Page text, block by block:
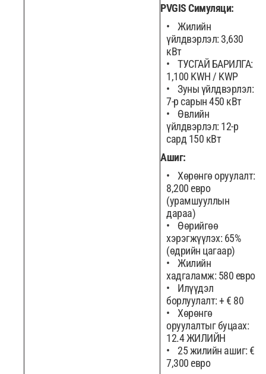
PVGIS Симуляци:
Жилийн
үйлдвэрлэл: 3,630
кВт
ТУСГАЙ БАРИЛГА:
1,100 KWH / KWP
Зуны үйлдвэрлэл:
7-р сарын 450 кВт
Өвлийн
үйлдвэрлэл: 12-р
сард 150 кВт
Ашиг:
Хөрөнгө оруулалт:
8,200 евро
(урамшууллын
дараа)
Өөрийгөө
хэрэгжүүлэх: 65%
(өдрийн цагаар)
Жилийн
хадгаламж: 580 евро
Илүүдэл
борлуулалт: + € 80
Хөрөнгө
оруулалтыг буцаах:
12.4 ЖИЛИЙН
25 жилийн ашиг: €
7,300 евро